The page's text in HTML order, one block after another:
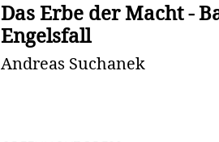
Das Erbe der Macht -
Engelsfall
Andreas Suchanek